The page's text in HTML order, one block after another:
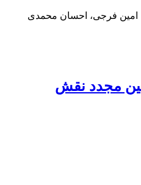
امین فرجی، احسان محمدی
مجدد نقش